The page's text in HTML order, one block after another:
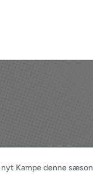
nyt Kampe denne sæson